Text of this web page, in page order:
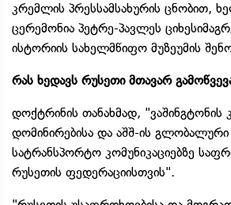
კრემლის პრესსამსახურის ცნობით,
ცერემონია პეტრე-პავლეს
ისტორიის სახელმწიფო მუზეუმის
რას ხედავს რუსეთი მთავარ
დოქტრინის თანახმად, "ვაშინგტონის
დომინირებისა და აშშ-ის
სატრანსპორტო კომუნიკაციებზე
რუსეთის ფედერაციისთვის".